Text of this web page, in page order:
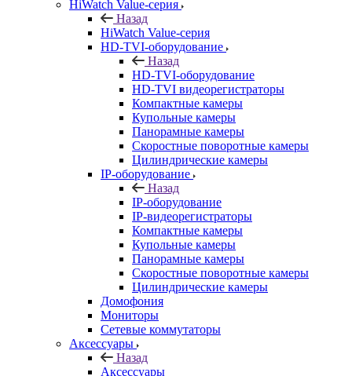
HiWatch Value-серия
Назад
HiWatch Value-серия
HD-TVI-оборудование
Назад
HD-TVI-оборудование
HD-TVI видеорегистраторы
Компактные камеры
Купольные камеры
Панорамные камеры
Скоростные поворотные камеры
Цилиндрические камеры
IP-оборудование
Назад
IP-оборудование
IP-видеорегистраторы
Компактные камеры
Купольные камеры
Панорамные камеры
Скоростные поворотные камеры
Цилиндрические камеры
Домофония
Мониторы
Сетевые коммутаторы
Аксессуары
Назад
Аксессуары